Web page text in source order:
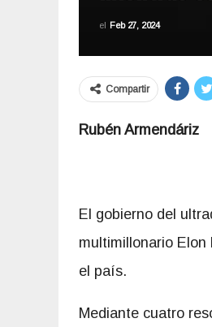
el Feb 27, 2024
Compartir
Rubén Armendáriz
El gobierno del
multimillonario
el país.
Mediante cuatro